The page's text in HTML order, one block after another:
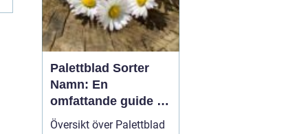
Palettblad Sorter
Namn: En
omfattande guide till
denna populära växt
Översikt över Palettblad